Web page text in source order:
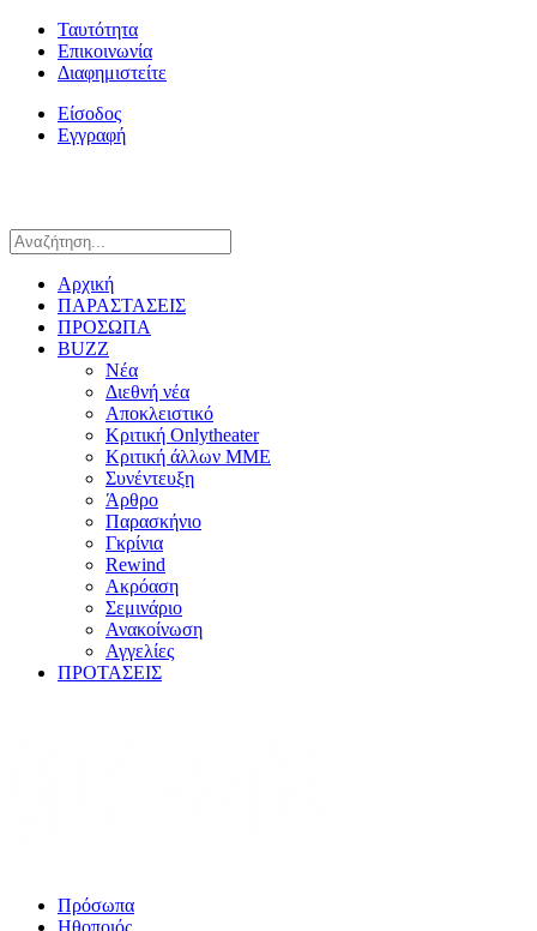
Ταυτότητα
Επικοινωνία
Διαφημιστείτε
Είσοδος
Εγγραφή
Αρχική
ΠΑΡΑΣΤΑΣΕΙΣ
ΠΡΟΣΩΠΑ
BUZZ
Νέα
Διεθνή νέα
Αποκλειστικό
Κριτική Onlytheater
Κριτική άλλων ΜΜΕ
Συνέντευξη
Άρθρο
Παρασκήνιο
Γκρίνια
Rewind
Ακρόαση
Σεμινάριο
Ανακοίνωση
Αγγελίες
ΠΡΟΤΑΣΕΙΣ
Πρόσωπα
Ηθοποιός